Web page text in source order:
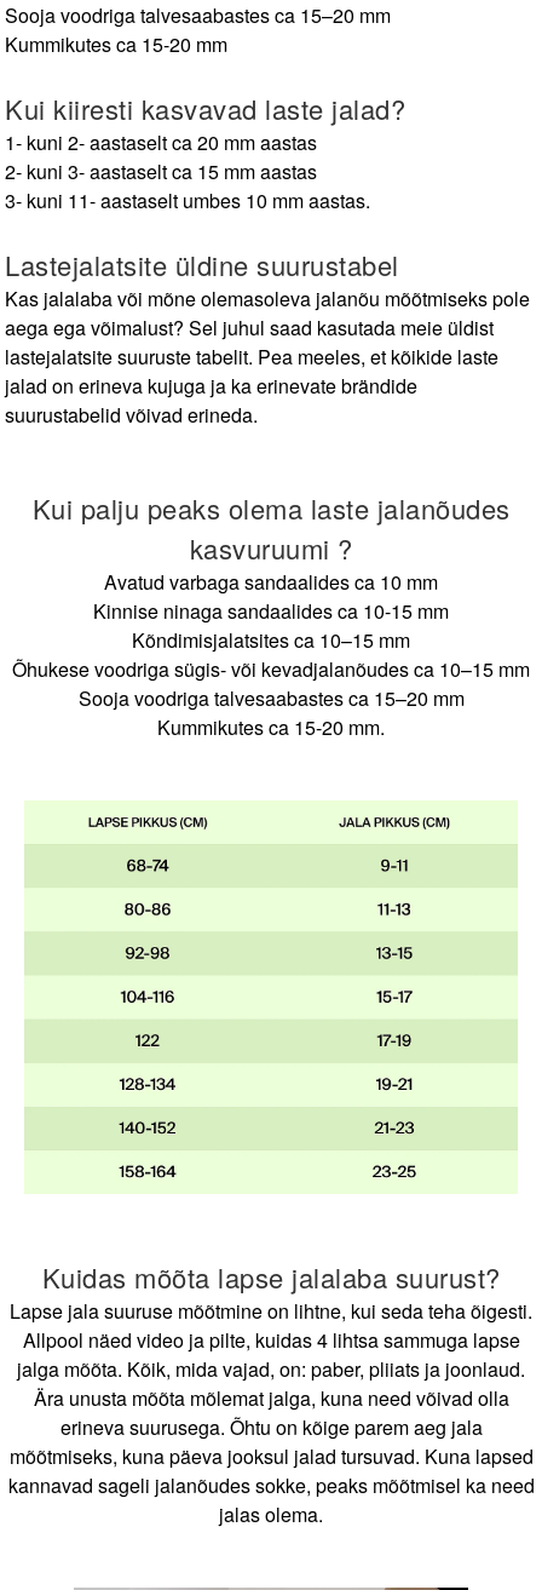
Sooja voodriga talvesaabastes ca 15–20 mm
Kummikutes ca 15-20 mm
Kui kiiresti kasvavad laste jalad?
1- kuni 2- aastaselt ca 20 mm aastas
2- kuni 3- aastaselt ca 15 mm aastas
3- kuni 11- aastaselt umbes 10 mm aastas.
Lastejalatsite üldine suurustabel
Kas jalalaba või mõne olemasoleva jalanõu mõõtmiseks pole
aega ega võimalust? Sel juhul saad kasutada meie üldist
lastejalatsite suuruste tabelit. Pea meeles, et kõikide laste
jalad on erineva kujuga ja ka erinevate brändide
suurustabelid võivad erineda.
Kui palju peaks olema laste jalanõudes
kasvuruumi ?
Avatud varbaga sandaalides ca 10 mm
Kinnise ninaga sandaalides ca 10-15 mm
Kõndimisjalatsites ca 10–15 mm
Õhukese voodriga sügis- või kevadjalanõudes ca 10–15 mm
Sooja voodriga talvesaabastes ca 15–20 mm
Kummikutes ca 15-20 mm.
Kuidas mõõta lapse jalalaba suurust?
Lapse jala suuruse mõõtmine on lihtne, kui seda teha õigesti.
Allpool näed video ja pilte, kuidas 4 lihtsa sammuga lapse
jalga mõõta. Kõik, mida vajad, on: paber, pliiats ja joonlaud.
Ära unusta mõõta mõlemat jalga, kuna need võivad olla
erineva suurusega. Õhtu on kõige parem aeg jala
mõõtmiseks, kuna päeva jooksul jalad tursuvad. Kuna lapsed
kannavad sageli jalanõudes sokke, peaks mõõtmisel ka need
jalas olema.